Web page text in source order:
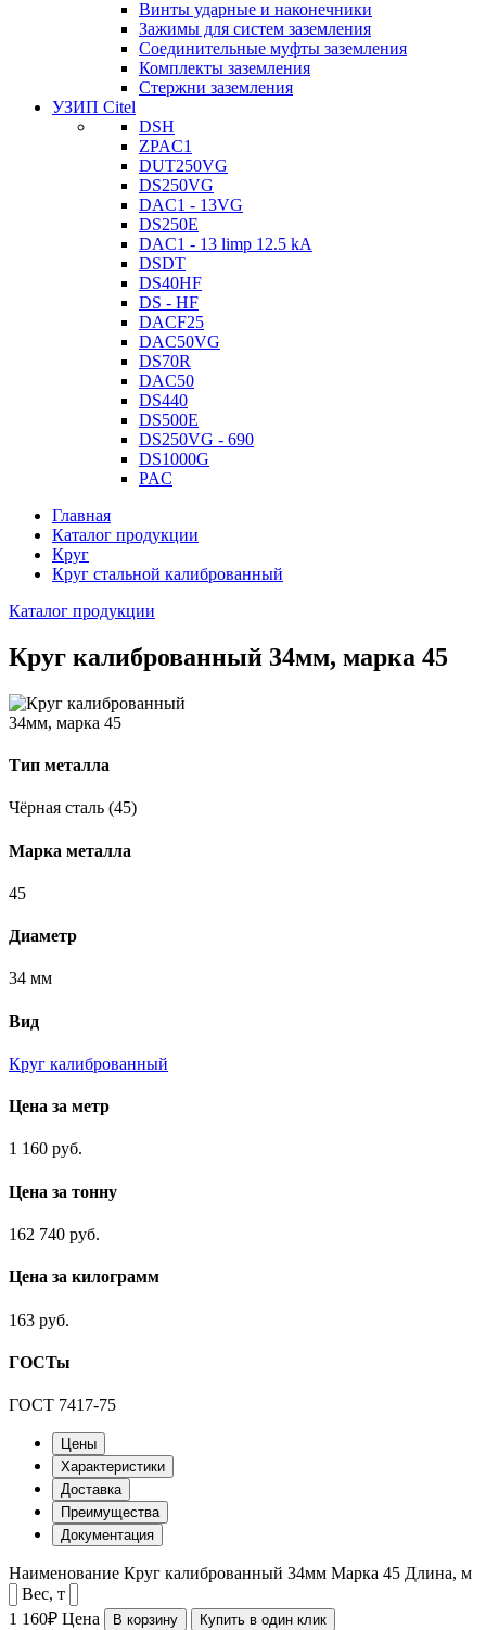
Винты ударные и наконечники
Зажимы для систем заземления
Соединительные муфты заземления
Комплекты заземления
Стержни заземления
УЗИП Citel
DSH
ZPAC1
DUT250VG
DS250VG
DAC1 - 13VG
DS250E
DAC1 - 13 limp 12.5 kA
DSDT
DS40HF
DS - HF
DACF25
DAC50VG
DS70R
DAC50
DS440
DS500E
DS250VG - 690
DS1000G
PAC
Главная
Каталог продукции
Круг
Круг стальной калиброванный
Каталог продукции
Круг калиброванный 34мм, марка 45
Тип металла
Чёрная сталь (45)
Марка металла
45
Диаметр
34 мм
Вид
Круг калиброванный
Цена за метр
1 160 руб.
Цена за тонну
162 740 руб.
Цена за килограмм
163 руб.
ГОСТы
ГОСТ 7417-75
Цены
Характеристики
Доставка
Преимущества
Документация
Наименование Круг калиброванный 34мм Марка 45 Длина, м
Вес, т
1 160₽ Цена В корзину Купить в один клик